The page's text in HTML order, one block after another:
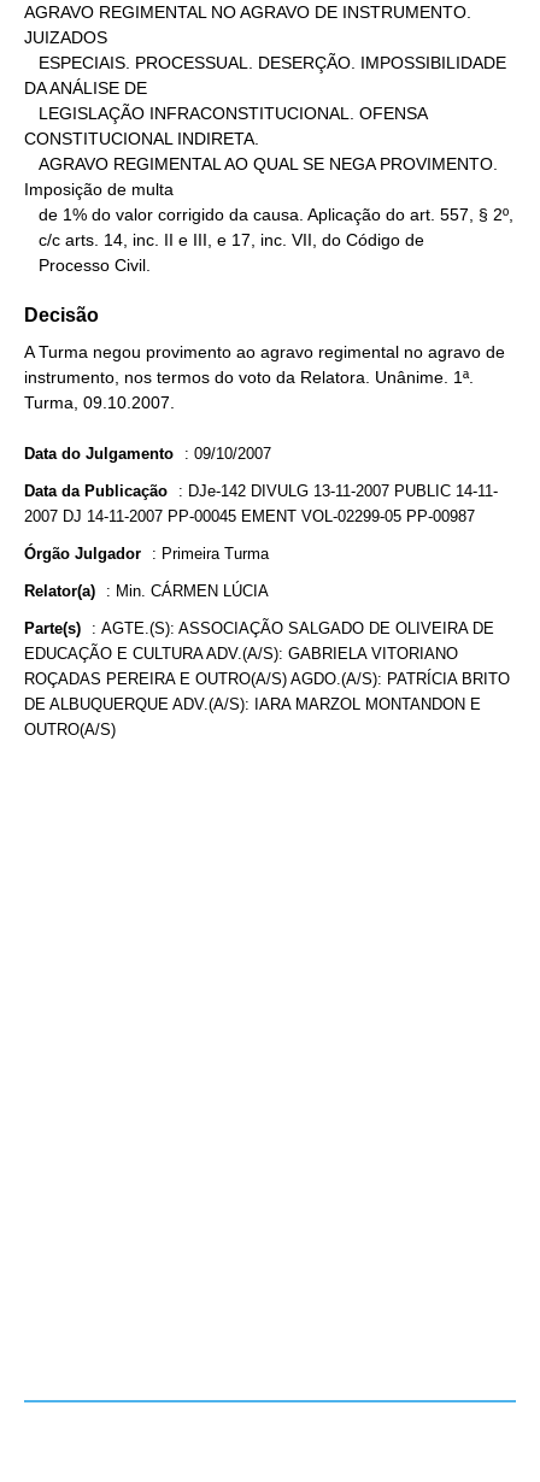
AGRAVO REGIMENTAL NO AGRAVO DE INSTRUMENTO.
JUIZADOS
DA ANÁLISE DE
CONSTITUCIONAL INDIRETA.
Imposição de multa
   Processo Civil.
Decisão
A Turma negou provimento ao agravo regimental no agravo de
instrumento, nos termos do voto da Relatora. Unânime. 1ª.
Turma, 09.10.2007.
Data do Julgamento : 09/10/2007
Data da Publicação : DJe-142 DIVULG 13-11-2007 PUBLIC 14-11-
2007 DJ 14-11-2007 PP-00045 EMENT VOL-02299-05 PP-00987
Órgão Julgador : Primeira Turma
Relator(a) : Min. CÁRMEN LÚCIA
Parte(s) : AGTE.(S): ASSOCIAÇÃO SALGADO DE OLIVEIRA DE
EDUCAÇÃO E CULTURA ADV.(A/S): GABRIELA VITORIANO
ROÇADAS PEREIRA E OUTRO(A/S) AGDO.(A/S): PATRÍCIA BRITO
DE ALBUQUERQUE ADV.(A/S): IARA MARZOL MONTANDON E
OUTRO(A/S)